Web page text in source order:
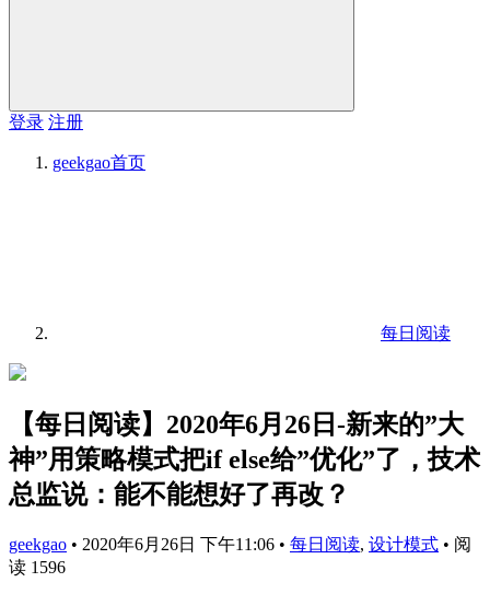
登录 注册
geekgao首页
每日阅读
【每日阅读】2020年6月26日-新来的”大
神”用策略模式把if else给”优化”了，技术
总监说：能不能想好了再改？
geekgao • 2020年6月26日 下午11:06 • 每日阅读, 设计模式 • 阅
读 1596